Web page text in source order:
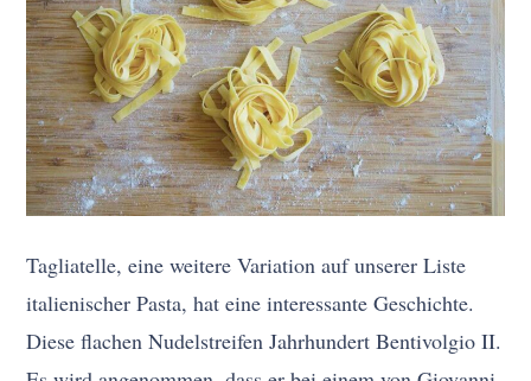
Tagliatelle, eine weitere Variation auf unserer Liste
italienischer Pasta, hat eine interessante Geschichte.
Diese flachen Nudelstreifen Jahrhundert Bentivolgio II.